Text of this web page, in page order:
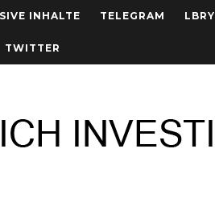
INHALTE TELEGRAM LBRY
TWITTER